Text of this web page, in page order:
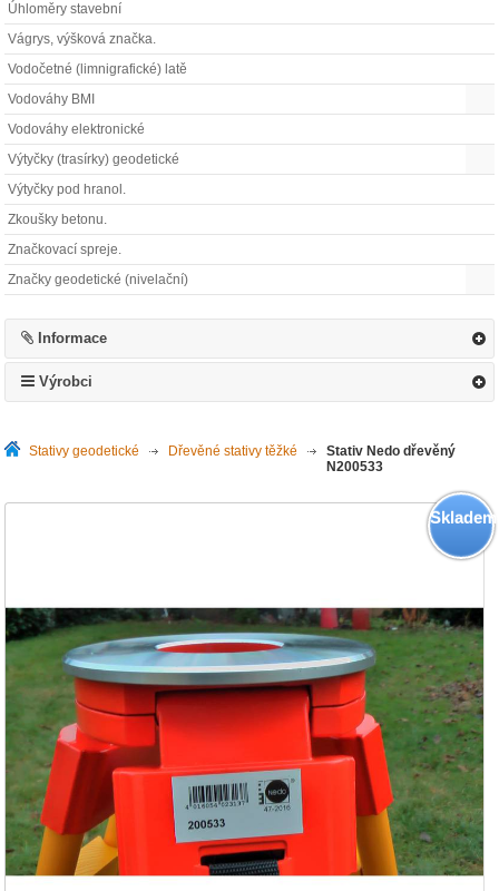
Úhloměry stavební
Vágrys, výšková značka.
Vodočetné (limnigrafické) latě
Vodováhy BMI
Vodováhy elektronické
Výtyčky (trasírky) geodetické
Výtyčky pod hranol.
Zkoušky betonu.
Značkovací spreje.
Značky geodetické (nivelační)
Informace
Výrobci
Stativy geodetické >Dřevěné stativy těžké >Stativ Nedo dřevěný
N200533
Skladem